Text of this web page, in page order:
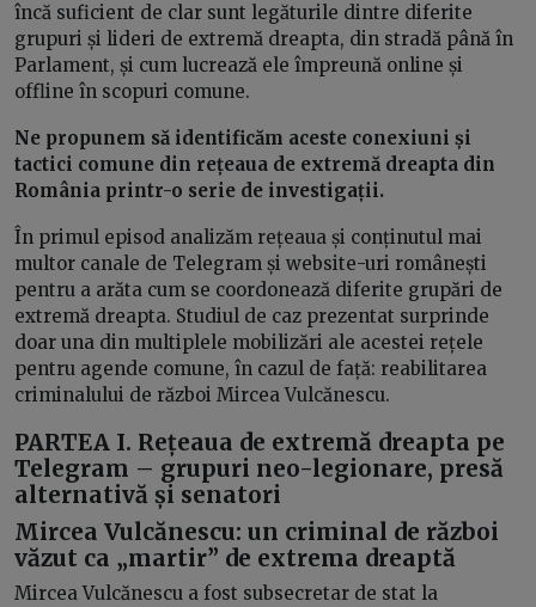
încă suficient de clar sunt legăturile dintre diferite
grupuri și lideri de extremă dreapta, din stradă până în
Parlament, și cum lucrează ele împreună online și
offline în scopuri comune.
Ne propunem să identificăm aceste conexiuni și
tactici comune din rețeaua de extremă dreapta din
România printr-o serie de investigații.
În primul episod analizăm rețeaua și conținutul mai
multor canale de Telegram și website-uri românești
pentru a arăta cum se coordonează diferite grupări de
extremă dreapta. Studiul de caz prezentat surprinde
doar una din multiplele mobilizări ale acestei rețele
pentru agende comune, în cazul de față: reabilitarea
criminalului de război Mircea Vulcănescu.
PARTEA I. Rețeaua de extremă dreapta pe
Telegram – grupuri neo-legionare, presă
alternativă și senatori
Mircea Vulcănescu: un criminal de război
văzut ca „martir” de extrema dreaptă
Mircea Vulcănescu a fost subsecretar de stat la